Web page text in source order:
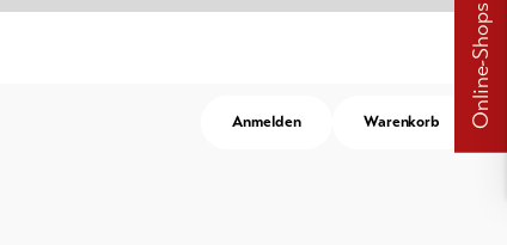
Online-Shops
Anmelden Warenkorb